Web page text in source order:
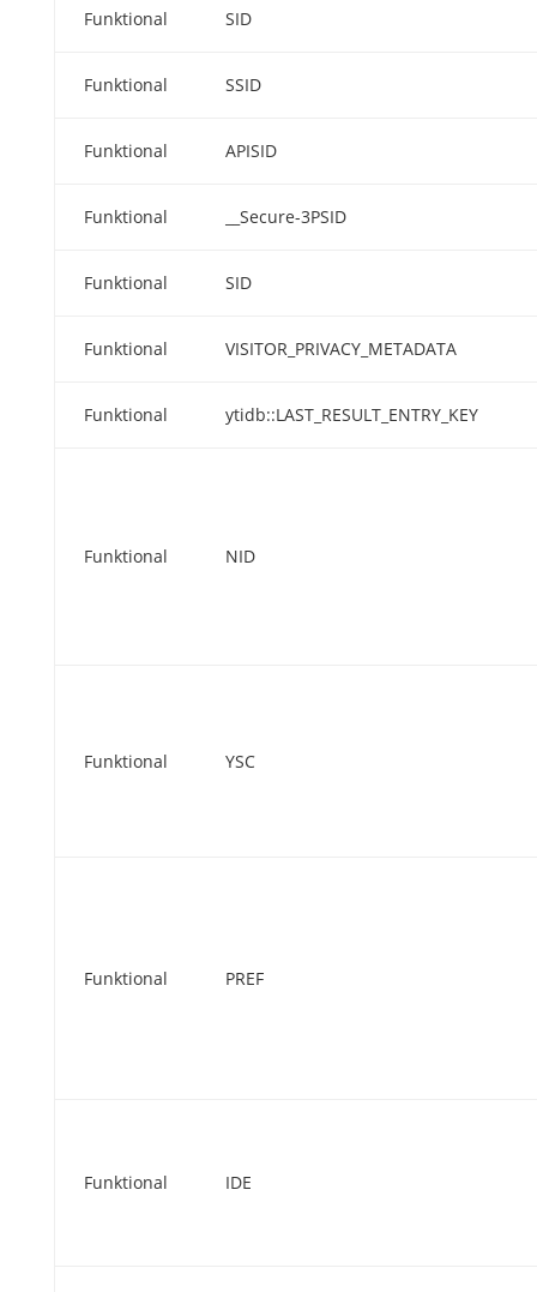
Funktional SID
Funktional SSID
Funktional APISID
Funktional __Secure-3PSID
Funktional SID
Funktional VISITOR_PRIVACY_METADATA
Funktional ytidb::LAST_RESULT_ENTRY_KEY
Funktional NID
Funktional YSC
Funktional PREF
Funktional IDE